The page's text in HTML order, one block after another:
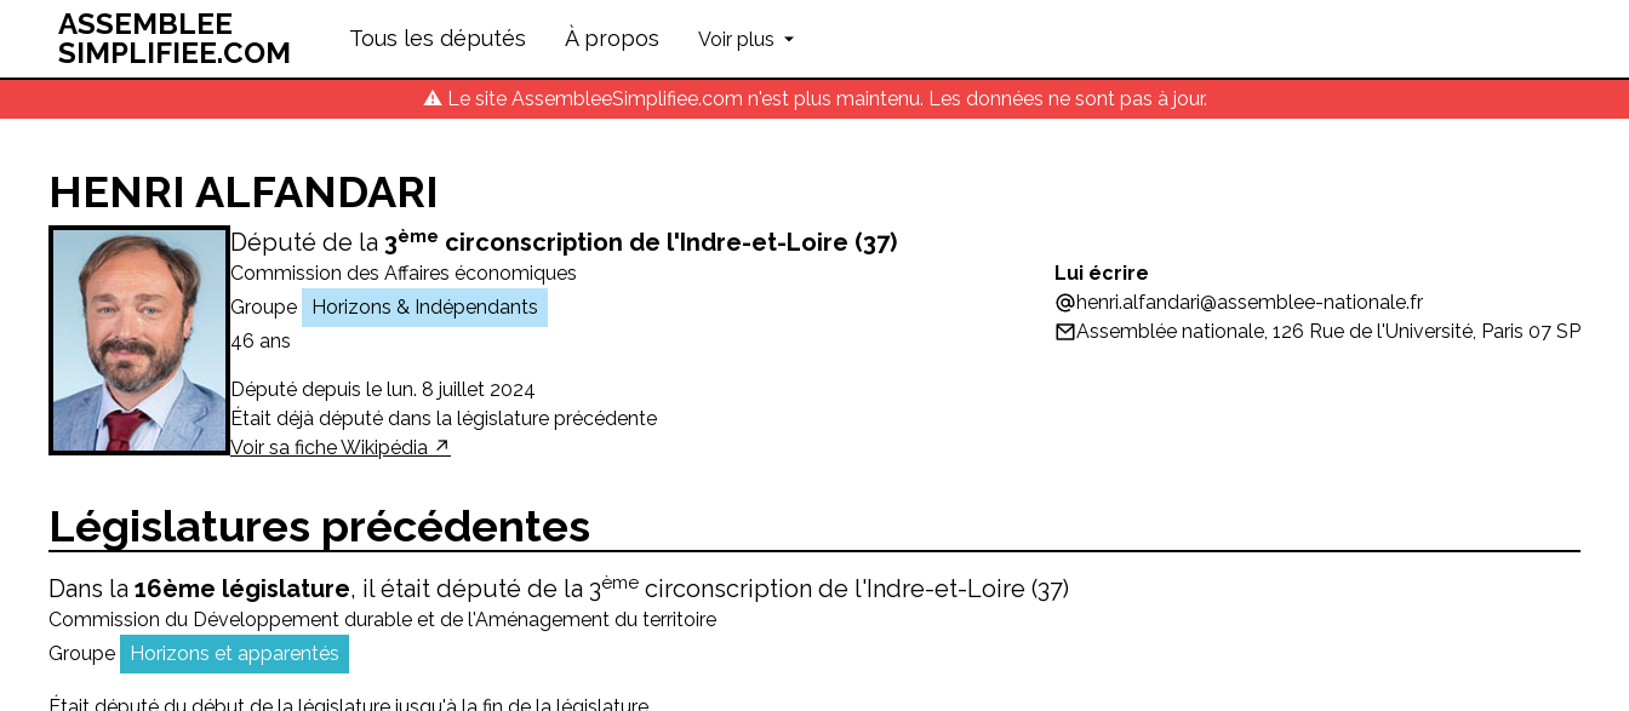
ASSEMBLEE
SIMPLIFIEE.COM
Tous les députés À propos Voir plus
⚠️ Le site AssembleeSimplifiee.com n'est plus maintenu. Les données ne sont pas à jour.
HENRI ALFANDARI
Député de la 3ème circonscription de l'Indre-et-Loire (37)
Commission des Affaires économiques
Groupe
Horizons & Indépendants
46 ans
Député depuis le lun. 8 juillet 2024
Était déjà député dans la législature précédente
Voir sa fiche Wikipédia
Lui écrire
henri.alfandari@assemblee-nationale.fr
Assemblée nationale, 126 Rue de l'Université, Paris 07 SP
Législatures précédentes
Dans la 16ème législature, il était député de la 3ème circonscription de l'Indre-et-Loire (37)
Commission du Développement durable et de l'Aménagement du territoire
Groupe
Horizons et apparentés